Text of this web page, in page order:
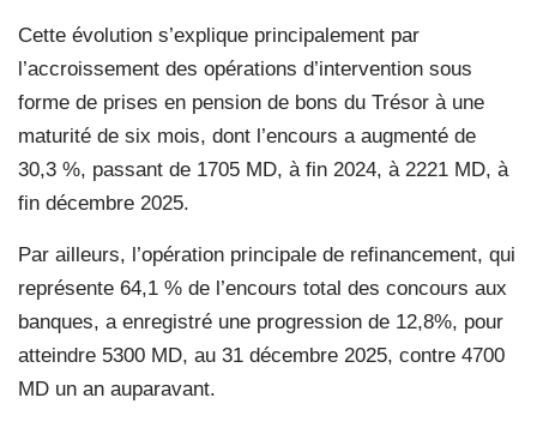
Cette évolution s’explique principalement par
l’accroissement des opérations d’intervention sous
forme de prises en pension de bons du Trésor à une
maturité de six mois, dont l’encours a augmenté de
30,3 %, passant de 1705 MD, à fin 2024, à 2221 MD, à
fin décembre 2025.
Par ailleurs, l’opération principale de refinancement, qui
représente 64,1 % de l’encours total des concours aux
banques, a enregistré une progression de 12,8%, pour
atteindre 5300 MD, au 31 décembre 2025, contre 4700
MD un an auparavant.